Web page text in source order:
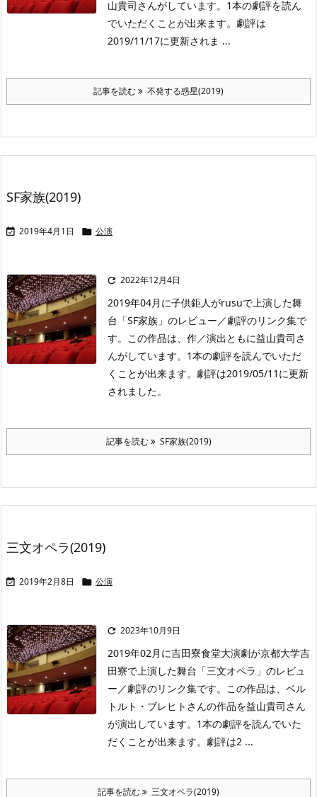
山貴司さんがしています。1本の劇評を読ん
でいただくことが出来ます。劇評は
2019/11/17に更新されま ...
記事を読む 不発する惑星(2019)
SF家族(2019)
 2019年4月1日  公演
 2022年12月4日
2019年04月に子供鉅人がrusuで上演した舞
台「SF家族」のレビュー／劇評のリンク集で
す。この作品は、作／演出ともに益山貴司さ
んがしています。1本の劇評を読んでいただ
くことが出来ます。劇評は2019/05/11に更新
されました。
記事を読む SF家族(2019)
三文オペラ(2019)
 2019年2月8日  公演
 2023年10月9日
2019年02月に吉田寮食堂大演劇が京都大学吉
田寮で上演した舞台「三文オペラ」のレビュ
ー／劇評のリンク集です。この作品は、ベル
トルト・ブレヒトさんの作品を益山貴司さん
が演出しています。1本の劇評を読んでいた
だくことが出来ます。劇評は2 ...
記事を読む 三文オペラ(2019)